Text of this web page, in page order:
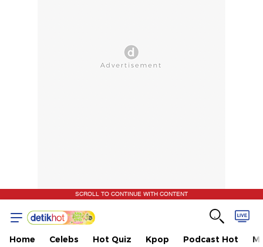
SCROLL TO CONTINUE WITH CONTENT
Home Celebs Hot Quiz Kpop Podcast Hot